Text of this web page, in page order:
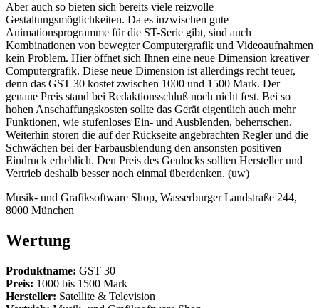
Aber auch so bieten sich bereits viele reizvolle
Gestaltungsmöglichkeiten. Da es inzwischen gute
Animationsprogramme für die ST-Serie gibt, sind auch
Kombinationen von bewegter Computergrafik und Videoaufnahmen
kein Problem. Hier öffnet sich Ihnen eine neue Dimension kreativer
Computergrafik. Diese neue Dimension ist allerdings recht teuer,
denn das GST 30 kostet zwischen 1000 und 1500 Mark. Der
genaue Preis stand bei Redaktionsschluß noch nicht fest. Bei so
hohen Anschaffungskosten sollte das Gerät eigentlich auch mehr
Funktionen, wie stufenloses Ein- und Ausblenden, beherrschen.
Weiterhin stören die auf der Rückseite angebrachten Regler und die
Schwächen bei der Farbausblendung den ansonsten positiven
Eindruck erheblich. Den Preis des Genlocks sollten Hersteller und
Vertrieb deshalb besser noch einmal überdenken. (uw)
Musik- und Grafiksoftware Shop, Wasserburger Landstraße 244,
8000 München
Wertung
Produktname: GST 30
Preis: 1000 bis 1500 Mark
Hersteller: Satellite & Television